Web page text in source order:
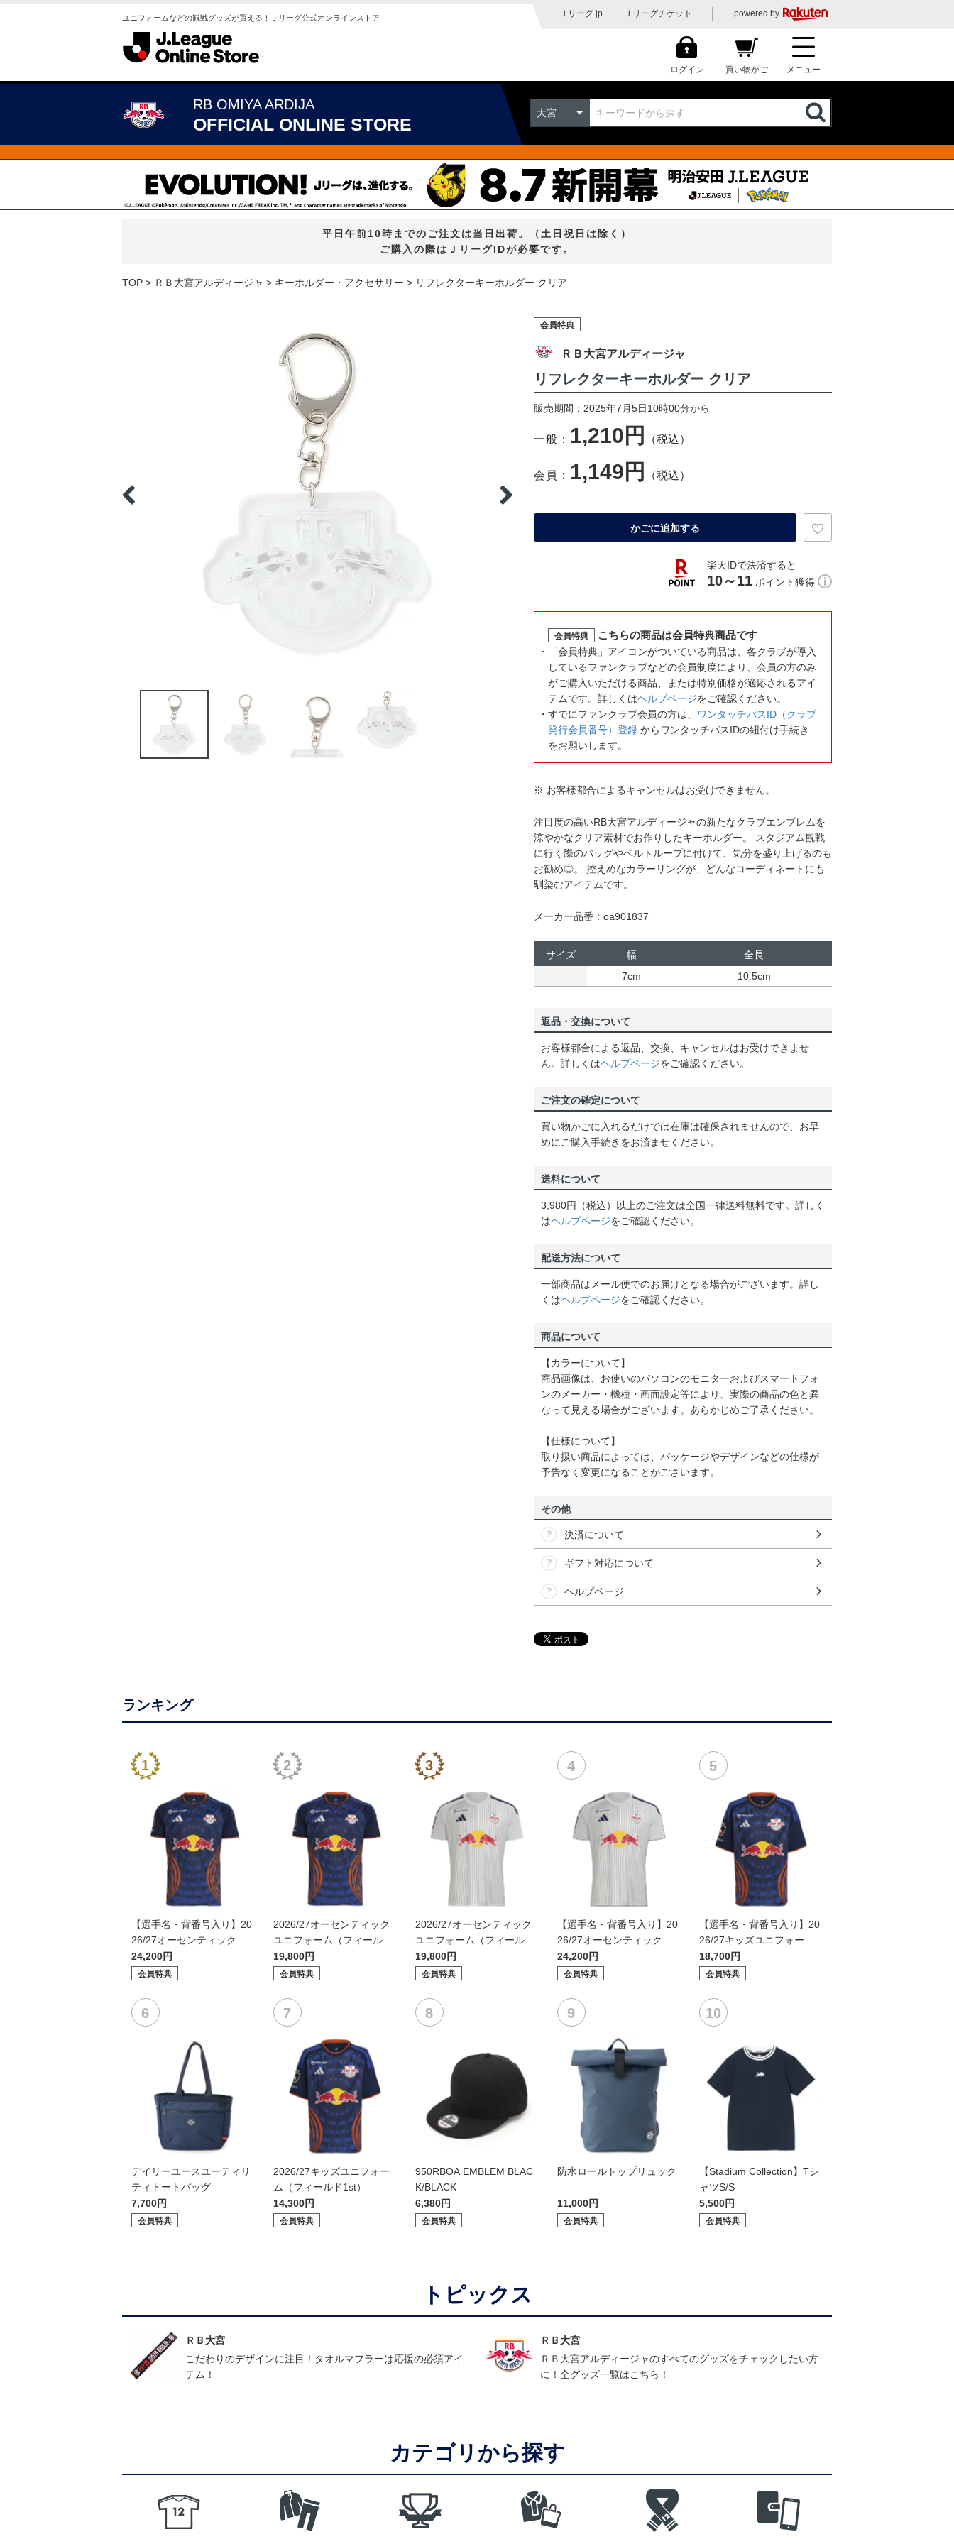
ユニフォームなどの観戦グッズが買える！Ｊリーグ公式オンラインストア Ｊリーグ.jp Ｊリーグチケット powered by
ログイン 買い物かご メニュー
RB OMIYA ARDIJA
OFFICIAL ONLINE STORE
大宮
平日午前10時までのご注文は当日出荷。（土日祝日は除く）
ご購入の際はＪリーグIDが必要です。
TOP ＲＢ大宮アルディージャ キーホルダー・アクセサリー リフレクターキーホルダー クリア
会員特典
ＲＢ大宮アルディージャ
リフレクターキーホルダー クリア
販売期間：2025年7月5日10時00分から
一般： 1,210円 （税込）
会員： 1,149円 （税込）
かごに追加する
楽天IDで決済すると
10～11 ポイント獲得
会員特典 こちらの商品は会員特典商品です
「会員特典」アイコンがついている商品は、各クラブが導入
しているファンクラブなどの会員制度により、会員の方のみ
がご購入いただける商品、または特別価格が適応されるアイ
テムです。詳しくはヘルプページをご確認ください。
すでにファンクラブ会員の方は、
ワンタッチパスID（クラブ
発行会員番号）登録 からワンタッチパスIDの紐付け手続き
をお願いします。
※ お客様都合によるキャンセルはお受けできません。
注目度の高いRB大宮アルディージャの新たなクラブエンブレムを
涼やかなクリア素材でお作りしたキーホルダー。 スタジアム観戦
に行く際のバッグやベルトループに付けて、気分を盛り上げるのも
お勧め◎。 控えめなカラーリングが、どんなコーディネートにも
馴染むアイテムです。
メーカー品番：oa901837
サイズ 幅
全長
-
7cm 10.5cm
返品・交換について
お客様都合による返品、交換、キャンセルはお受けできませ
ん。詳しくはヘルプページをご確認ください。
ご注文の確定について
買い物かごに入れるだけでは在庫は確保されませんので、お早
めにご購入手続きをお済ませください。
送料について
3,980円（税込）以上のご注文は全国一律送料無料です。詳しく
はヘルプページをご確認ください。
配送方法について
一部商品はメール便でのお届けとなる場合がございます。詳し
くはヘルプページをご確認ください。
商品について
【カラーについて】
商品画像は、お使いのパソコンのモニターおよびスマートフォ
ンのメーカー・機種・画面設定等により、実際の商品の色と異
なって見える場合がございます。あらかじめご了承ください。
【仕様について】
取り扱い商品によっては、パッケージやデザインなどの仕様が
予告なく変更になることがございます。
その他
決済について
ギフト対応について
ヘルプページ
ランキング
【選手名・背番号入り】20
26/27オーセンティックユ
ニフォーム（フィールド1s
t）
24,200円
会員特典
2026/27オーセンティック
ユニフォーム（フィールド
1st）
19,800円
会員特典
2026/27オーセンティック
ユニフォーム（フィールド
2nd）
19,800円
会員特典
【選手名・背番号入り】20
26/27オーセンティックユ
ニフォーム（フィールド2n
d）
24,200円
会員特典
【選手名・背番号入り】20
26/27キッズユニフォーム
（フィールド1st）
18,700円
会員特典
デイリーユースユーティリ
ティトートバッグ
7,700円
会員特典
2026/27キッズユニフォー
ム（フィールド1st）
14,300円
会員特典
950RBOA EMBLEM BLAC
K/BLACK
6,380円
会員特典
防水ロールトップリュック
11,000円
会員特典
【Stadium Collection】Tシ
ャツS/S
5,500円
会員特典
トピックス
ＲＢ大宮
こだわりのデザインに注目！タオルマフラーは応援の必須アイ
テム！
ＲＢ大宮
ＲＢ大宮アルディージャのすべてのグッズをチェックしたい方
に！全グッズ一覧はこちら！
カテゴリから探す